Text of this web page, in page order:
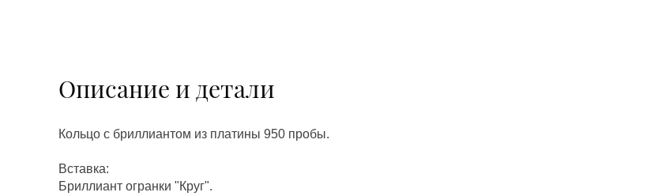
Описание и детали
Кольцо с бриллиантом из платины 950 пробы.
Вставка:
Бриллиант огранки "Круг".